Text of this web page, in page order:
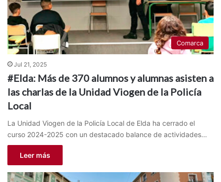
Comarca
Jul 21, 2025
#Elda: Más de 370 alumnos y alumnas asisten a
las charlas de la Unidad Viogen de la Policía
Local
La Unidad Viogen de la Policía Local de Elda ha cerrado el
curso 2024-2025 con un destacado balance de actividades…
Leer más